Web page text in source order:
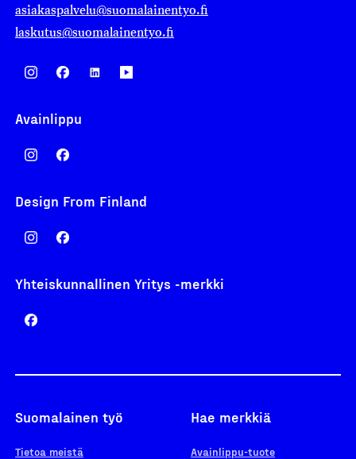
asiakaspalvelu@suomalainentyo.fi
laskutus@suomalainentyo.fi
Avainlippu
Design From Finland
Yhteiskunnallinen Yritys -merkki
Suomalainen työ
Tietoa meistä
Hae merkkiä
Avainlippu-tuote